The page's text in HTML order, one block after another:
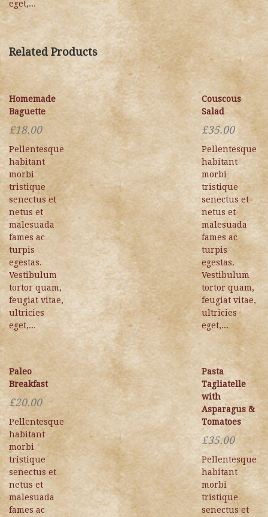
eget,...
Related Products
Homemade
Baguette
£18.00
Pellentesque
habitant
morbi
tristique
senectus et
netus et
malesuada
fames ac
turpis
egestas.
Vestibulum
tortor quam,
feugiat vitae,
ultricies
eget,...
Couscous
Salad
£35.00
Pellentesque
habitant
morbi
tristique
senectus et
netus et
malesuada
fames ac
turpis
egestas.
Vestibulum
tortor quam,
feugiat vitae,
ultricies
eget,...
Paleo
Breakfast
£20.00
Pellentesque
habitant
morbi
tristique
senectus et
netus et
malesuada
fames ac
Pasta
Tagliatelle
with
Asparagus &
Tomatoes
£35.00
Pellentesque
habitant
morbi
tristique
senectus et